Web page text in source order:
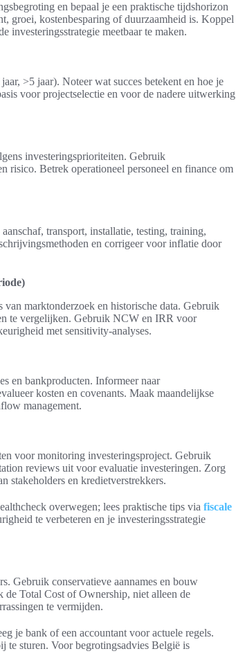
en bepaal je een praktische tijdshorizon
groei, kostenbesparing of duurzaamheid is. Koppel
investeringsstrategie meetbaar te maken.
>5 jaar). Noteer wat succes betekent en hoe je
voor projectselectie en voor de nadere uitwerking
investeringsprioriteiten. Gebruik
risico. Betrek operationeel personeel en finance om
transport, installatie, testing, training,
en corrigeer voor inflatie door
van marktonderzoek en historische data. Gebruik
te vergelijken. Gebruik NCW en IRR voor
met sensitivity-analyses.
en bankproducten. Informeer naar
kosten en covenants. Maak maandelijkse
management.
voor monitoring investeringsproject. Gebruik
reviews uit voor evaluatie investeringen. Zorg
stakeholders en kredietverstrekkers.
overwegen; lees praktische tips via fiscale
te verbeteren en je investeringsstrategie
Gebruik conservatieve aannames en bouw
de Total Cost of Ownership, niet alleen de
te vermijden.
je bank of een accountant voor actuele regels.
te sturen. Voor begrotingsadvies België is